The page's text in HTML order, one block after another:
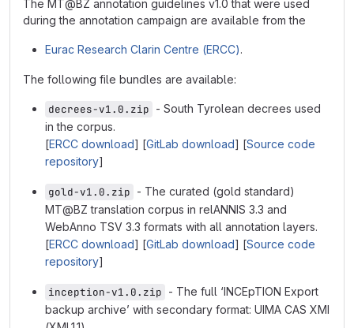
The MT@BZ annotation guidelines v1.0 that were used
during the annotation campaign are available from the
Eurac Research Clarin Centre (ERCC).
The following file bundles are available:
decrees-v1.0.zip - South Tyrolean decrees used
in the corpus.
[ERCC download] [GitLab download] [Source code
repository]
gold-v1.0.zip - The curated (gold standard)
MT@BZ translation corpus in relANNIS 3.3 and
WebAnno TSV 3.3 formats with all annotation layers.
[ERCC download] [GitLab download] [Source code
repository]
inception-v1.0.zip - The full ‘INCEpTION Export
backup archive’ with secondary format: UIMA CAS XMI